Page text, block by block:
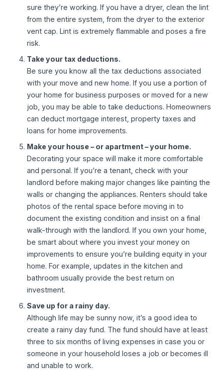
sure they’re working. If you have a dryer, clean the lint
from the entire system, from the dryer to the exterior
vent cap. Lint is extremely flammable and poses a fire
risk.
Take your tax deductions.
Be sure you know all the tax deductions associated
with your move and new home. If you use a portion of
your home for business purposes or moved for a new
job, you may be able to take deductions. Homeowners
can deduct mortgage interest, property taxes and
loans for home improvements.
Make your house – or apartment – your home.
Decorating your space will make it more comfortable
and personal. If you’re a tenant, check with your
landlord before making major changes like painting the
walls or changing the appliances. Renters should take
photos of the rental space before moving in to
document the existing condition and insist on a final
walk-through with the landlord. If you own your home,
be smart about where you invest your money on
improvements to ensure you’re building equity in your
home. For example, updates in the kitchen and
bathroom usually provide the best return on
investment.
Save up for a rainy day.
Although life may be sunny now, it’s a good idea to
create a rainy day fund. The fund should have at least
three to six months of living expenses in case you or
someone in your household loses a job or becomes ill
and unable to work.